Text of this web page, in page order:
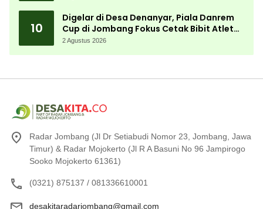
10
Digelar di Desa Denanyar, Piala Danrem
Cup di Jombang Fokus Cetak Bibit Atlet
Menembak Berprestasi
2 Agustus 2026
Radar Jombang (Jl Dr Setiabudi Nomor 23, Jombang, Jawa
Timur) & Radar Mojokerto (Jl R A Basuni No 96 Jampirogo
Sooko Mojokerto 61361)
(0321) 875137 / 081336610001
desakitaradarjombang@gmail.com